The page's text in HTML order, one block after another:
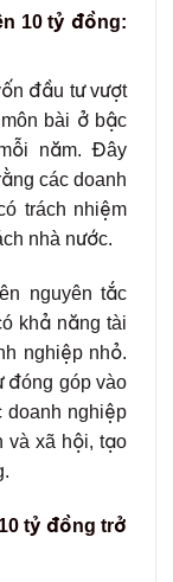
10 tỷ đồng:
đầu tư vượt
bài ở bậc
năm. Đây
các doanh
trách nhiệm
nhà nước.
nguyên tắc
khả năng tài
nghiệp nhỏ.
đóng góp vào
doanh nghiệp
và xã hội, tạo
tỷ đồng trở